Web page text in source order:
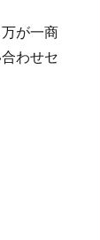
が一商
わせセ